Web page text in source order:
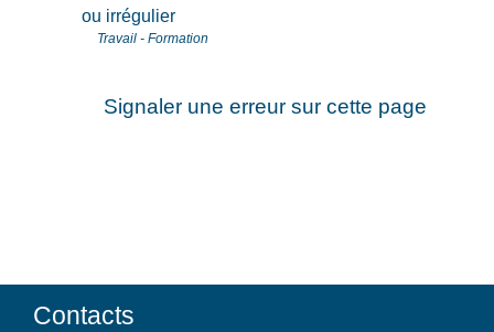
ou irrégulier
Travail - Formation
Signaler une erreur sur cette page
Contacts